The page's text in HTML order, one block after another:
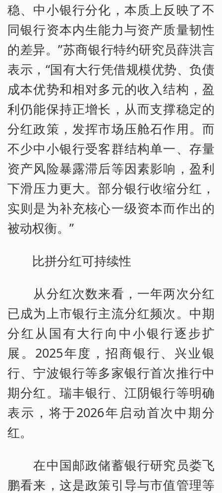
稳、中小银行分化，本质上反映了不
同银行资本内生能力与资产质量韧性
的差异。”苏商银行特约研究员薛洪言
表示，“国有大行凭借规模优势、负债
成本优势和相对多元的收入结构，盈
利仍能保持正增长，从而支撑稳定的
分红政策，发挥市场压舱石作用。而
不少中小银行受客群结构单一、存量
资产风险暴露滞后等因素影响，盈利
下滑压力更大。部分银行收缩分红，
实则是为补充核心一级资本而作出的
被动权衡。”
比拼分红可持续性
从分红次数来看，一年两次分红
已成为上市银行主流分红频次。中期
分红从国有大行向中小银行逐步扩
展。2025年度，招商银行、兴业银
行、宁波银行等多家银行首次推行中
期分红。瑞丰银行、江阴银行等明确
表示，将于2026年启动首次中期分
红。
在中国邮政储蓄银行研究员娄飞
鹏看来，这是政策引导与市值管理等